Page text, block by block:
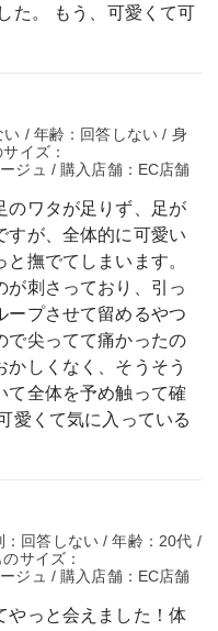
た。 もう、可愛くて可
/ 年齢：回答しない / 身
イズ：
ジュ / 購入店舗：EC店舗
のワタが足りず、足が
すが、全体的に可愛い
撫でてしまいます。
が刺さっており、引っ
ープさせて留めるやつ
で尖ってて痛かったの
かしくなく、そうそう
て全体を予め触って確
愛くて気に入っている
回答しない / 年齢：20代 /
サイズ：
ジュ / 購入店舗：EC店舗
やっと会えました！体